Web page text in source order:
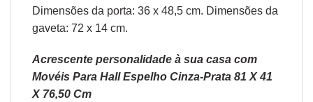
Dimensões da porta: 36 x 48,5 cm. Dimensões da
gaveta: 72 x 14 cm.
Acrescente personalidade à sua casa com
Movéis Para Hall Espelho Cinza-Prata 81 X 41
X 76,50 Cm